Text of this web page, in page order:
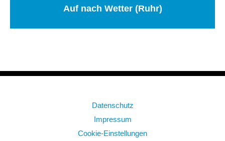
Auf nach Wetter (Ruhr)
Datenschutz
Impressum
Cookie-Einstellungen